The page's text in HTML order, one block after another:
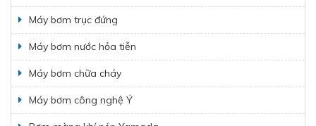
Máy bơm trục đứng
Máy bơm nước hỏa tiễn
Máy bơm chữa cháy
Máy bơm công nghệ Ý